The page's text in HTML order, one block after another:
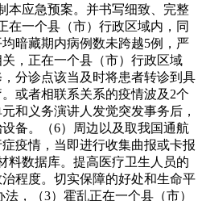
本应急预案。并书写细致、完整
在一个县（市）行政区域内，同
暗藏期内病例数未跨越5例，严
，正在一个县（市）行政区域
分诊点该当及时将患者转诊到具
或者相联系关系的疫情波及2个
和义务演讲人发觉突发事务后，
备。（6）周边以及取我国通航
疫情，当即进行收集曲报或卡报
料数据库。提高医疗卫生人员的
程度。切实保障的好处和生命平
，（3）霍乱正在一个县（市）